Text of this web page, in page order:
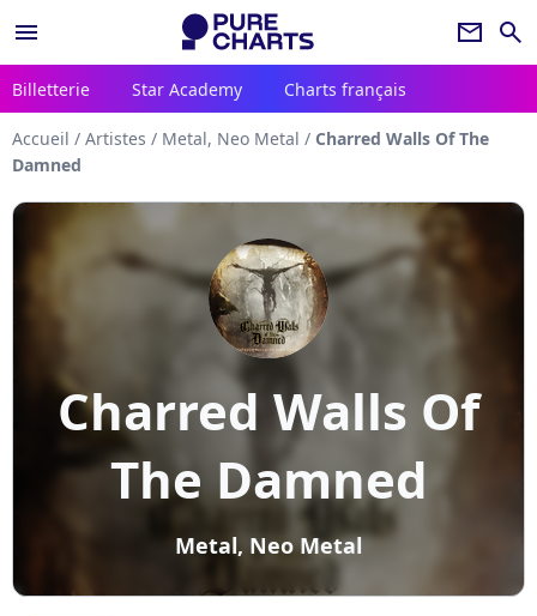
menu newsletter search
Billetterie Star Academy Charts français
Accueil / Artistes / Metal, Neo Metal / Charred Walls Of The
Damned
Charred Walls Of
The Damned
Metal, Neo Metal